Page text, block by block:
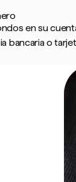
en su
bancaria o